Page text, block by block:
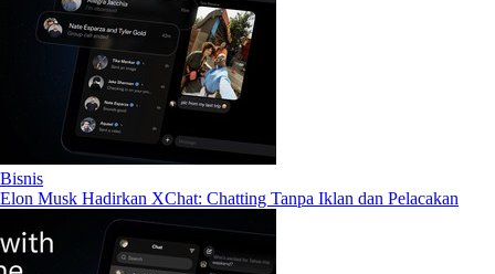
Bisnis
Elon Musk Hadirkan XChat: Chatting Tanpa Iklan dan Pelacakan